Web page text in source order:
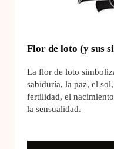
Flor de loto (y sus
La flor de loto
sabiduría, la paz, el
fertilidad, el
la sensualidad.